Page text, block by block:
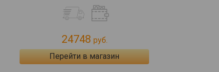
24748 руб.
Перейти в магазин